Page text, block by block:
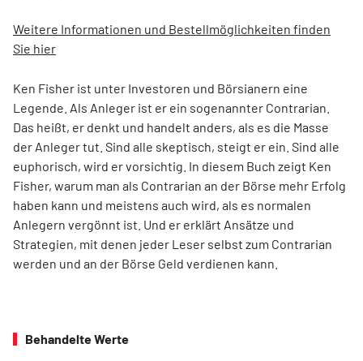
Weitere Informationen und Bestellmöglichkeiten finden
Sie hier
Ken Fisher ist unter Investoren und Börsianern eine
Legende. Als Anleger ist er ein sogenannter Contrarian.
Das heißt, er denkt und handelt anders, als es die Masse
der Anleger tut. Sind alle skeptisch, steigt er ein. Sind alle
euphorisch, wird er vorsichtig. In diesem Buch zeigt Ken
Fisher, warum man als Contrarian an der Börse mehr Erfolg
haben kann und meistens auch wird, als es normalen
Anlegern vergönnt ist. Und er erklärt Ansätze und
Strategien, mit denen jeder Leser selbst zum Contrarian
werden und an der Börse Geld verdienen kann.
Behandelte Werte